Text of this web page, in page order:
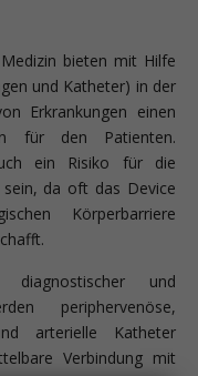
bieten mit Hilfe
und Katheter) in der
Erkrankungen einen
für den Patienten.
ein Risiko für die
da oft das Device
Körperbarriere
diagnostischer und
periphervenöse,
arterielle Katheter
Verbindung mit